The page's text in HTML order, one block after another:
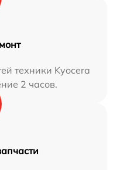
техники Kyocera
2 часов.